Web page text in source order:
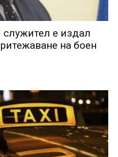
е издал
на боен